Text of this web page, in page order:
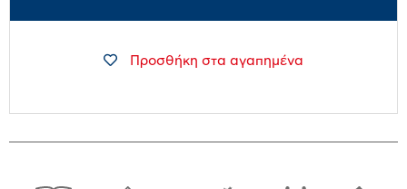
Προσθήκη στα αγαπημένα